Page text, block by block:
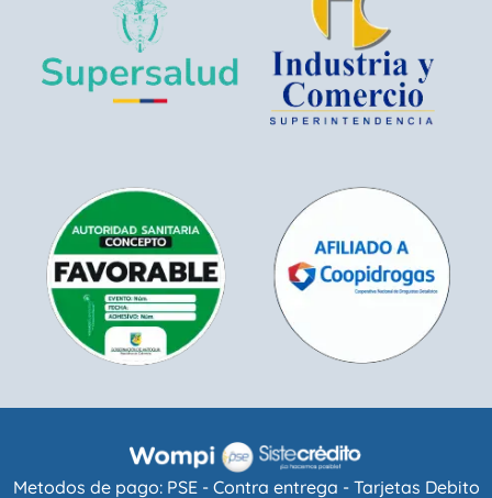
Metodos de pago: PSE - Contra entrega - Tarjetas Debito